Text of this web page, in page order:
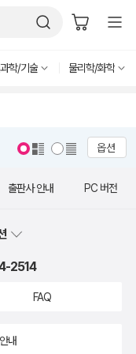
학/기술 물리학/화학
옵션
출판사 안내 PC 버전
2514
FAQ
내